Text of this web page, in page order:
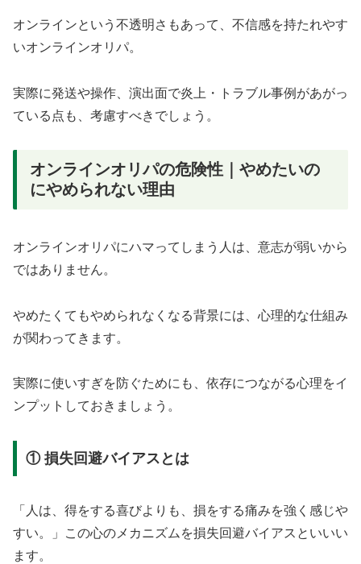
オンラインという不透明さもあって、不信感を持たれやす
いオンラインオリパ。
実際に発送や操作、演出面で炎上・トラブル事例があがっ
ている点も、考慮すべきでしょう。
オンラインオリパの危険性｜やめたいの
にやめられない理由
オンラインオリパにハマってしまう人は、意志が弱いから
ではありません。
やめたくてもやめられなくなる背景には、心理的な仕組み
が関わってきます。
実際に使いすぎを防ぐためにも、依存につながる心理をイ
ンプットしておきましょう。
① 損失回避バイアスとは
「人は、得をする喜びよりも、損をする痛みを強く感じや
すい。」この心のメカニズムを損失回避バイアスといいい
ます。